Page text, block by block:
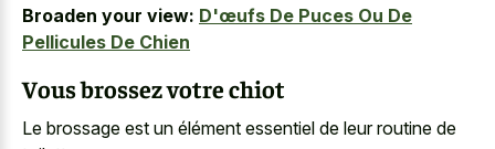
Broaden your view: D'œufs De Puces Ou De
Pellicules De Chien
Vous brossez votre chiot
Le brossage est un élément essentiel de leur routine de